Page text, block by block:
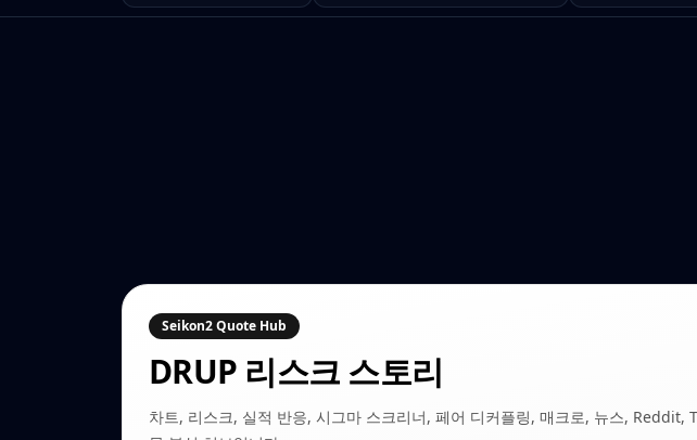
Seikon2 Quote Hub
DRUP 리스크 스토리
차트, 리스크, 실적 반응, 시그마 스크리너, 페어 디커플링, 매크로, 뉴스, Reddit,